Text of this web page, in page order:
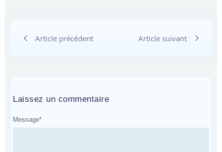
Article précédent Article suivant
Laissez un commentaire
Message*